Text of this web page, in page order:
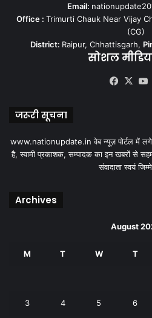
Email:
Office : Trimurti Chauk Near Vijay
(CG)
District: Raipur, Chhattisgarh,
सोशल
X
जरूरी सूचना
www.nationupdate.in वेब न्यूज़ पोर्टल में लगे
है, स्वामी प्रकाशक, सम्पादक का इन खबरों से
संवादाता स्वयं
Archives
August
M T W T
3 4 5 6